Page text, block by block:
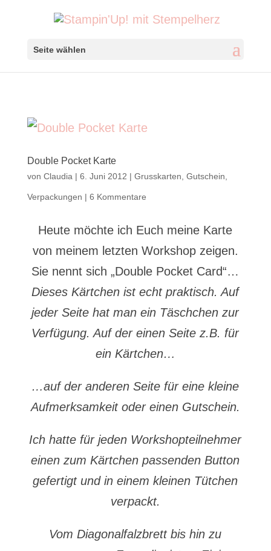
Seite wählen
Double Pocket Karte
von Claudia | 6. Juni 2012 | Grusskarten Gutschein
Verpackungen | 6 Kommentare
Heute möchte ich Euch meine Karte
von meinem letzten Workshop zeigen.
Sie nennt sich „Double Pocket Card“…
Dieses Kärtchen ist echt praktisch. Auf
jeder Seite hat man ein Täschchen zur
Verfügung. Auf der einen Seite z.B. für
ein Kärtchen…
…auf der anderen Seite für eine kleine
Aufmerksamkeit oder einen Gutschein.
Ich hatte für jeden Workshopteilnehmer
einen zum Kärtchen passenden Button
gefertigt und in einem kleinen Tütchen
verpackt.
Vom Diagonalfalzbrett bis hin zu